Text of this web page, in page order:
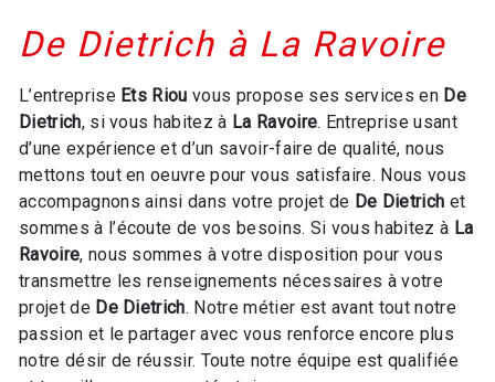
De Dietrich à La Ravoire
L’entreprise Ets Riou vous propose ses services en De
Dietrich, si vous habitez à La Ravoire. Entreprise usant
d’une expérience et d’un savoir-faire de qualité, nous
mettons tout en oeuvre pour vous satisfaire. Nous vous
accompagnons ainsi dans votre projet de De Dietrich et
sommes à l’écoute de vos besoins. Si vous habitez à La
Ravoire, nous sommes à votre disposition pour vous
transmettre les renseignements nécessaires à votre
projet de De Dietrich. Notre métier est avant tout notre
passion et le partager avec vous renforce encore plus
notre désir de réussir. Toute notre équipe est qualifiée